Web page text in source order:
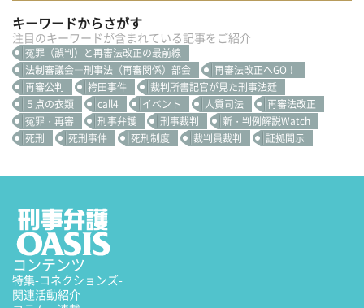
キーワードからさがす
注目のキーワードが含まれている記事をご紹介
冤罪（誤判）と再審法改正の最前線
法制審議会―刑事法（再審関係）部会
再審法改正へGO！
再審公判
袴田事件
裁判所書記官が見た刑事法廷
５点の衣類
call4 イベント 人質司法
再審法改正
冤罪・再審
刑事弁護 刑事裁判
新・判例解説Watch
死刑
死刑事件 死刑制度 裁判員裁判 証拠開示
コンテンツ
特集-コネクションズ-
関連活動紹介